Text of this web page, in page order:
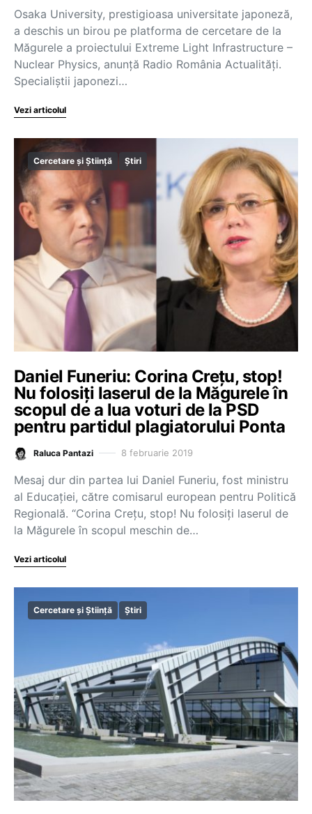
Osaka University, prestigioasa universitate japoneză,
a deschis un birou pe platforma de cercetare de la
Măgurele a proiectului Extreme Light Infrastructure –
Nuclear Physics, anunță Radio România Actualităţi.
Specialiștii japonezi…
Vezi articolul
Cercetare și Știință Știri
Daniel Funeriu: Corina Crețu, stop!
Nu folosiți laserul de la Măgurele în
scopul de a lua voturi de la PSD
pentru partidul plagiatorului Ponta
Raluca Pantazi 8 februarie 2019
Mesaj dur din partea lui Daniel Funeriu, fost ministru
al Educației, către comisarul european pentru Politică
Regională. “Corina Crețu, stop! Nu folosiți laserul de
la Măgurele în scopul meschin de…
Vezi articolul
Cercetare și Știință Știri